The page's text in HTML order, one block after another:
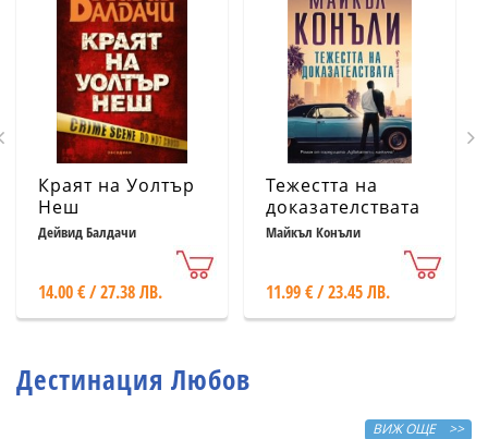
Краят на Уолтър
Неш
Дейвид Балдачи
14.00 € / 27.38 ЛВ.
Тежестта на
доказателствата
Майкъл Конъли
11.99 € / 23.45 ЛВ.
Дестинация Любов
ВИЖ ОЩЕ >>